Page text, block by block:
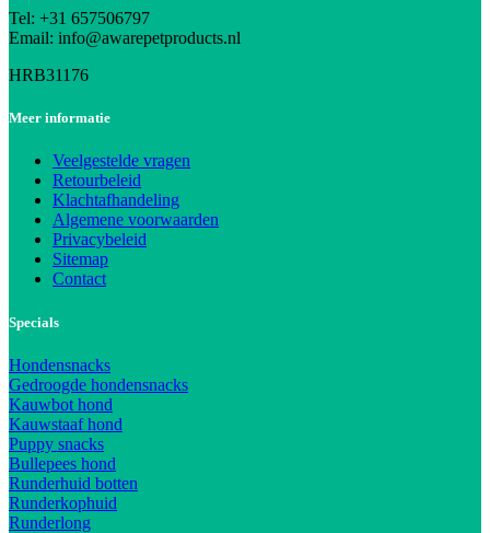
Tel: +31 657506797
Email: info@awarepetproducts.nl
HRB31176
Meer informatie
Veelgestelde vragen
Retourbeleid
Klachtafhandeling
Algemene voorwaarden
Privacybeleid
Sitemap
Contact
Specials
Hondensnacks
Gedroogde hondensnacks
Kauwbot hond
Kauwstaaf hond
Puppy snacks
Bullepees hond
Runderhuid botten
Runderkophuid
Runderlong